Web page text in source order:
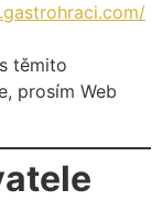
těmito
prosím Web